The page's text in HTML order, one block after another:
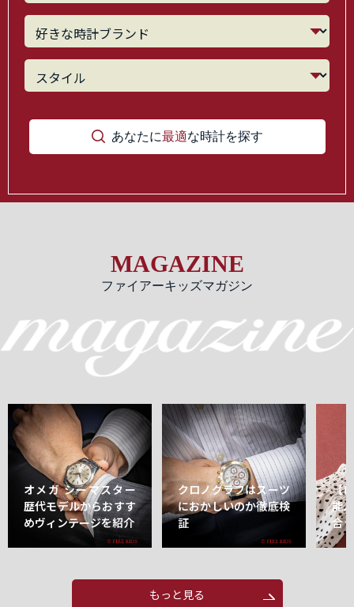
あなたに最適な時計を探す
MAGAZINE
ファイアーキッズマガジン
オメガ シーマスター
歴代モデルからおすす
めヴィンテージを紹介
クロノグラフはスーツ
におかしいのか徹底検
証
【
能
合
もっと見る